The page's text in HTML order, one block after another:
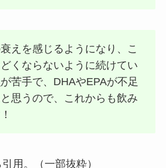
えを感じるようになり、こ
くならないように続けてい
苦手で、DHAやEPAが不足
思うので、これからも飲み
用。（一部抜粋）